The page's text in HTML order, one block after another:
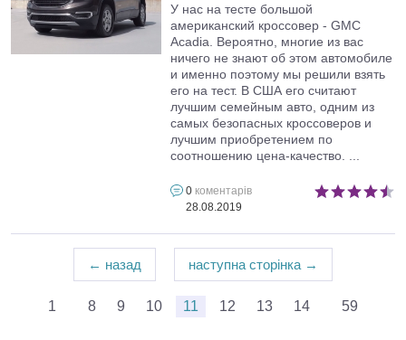
У нас на тесте большой
американский кроссовер - GMC
Acadia. Вероятно, многие из вас
ничего не знают об этом автомобиле
и именно поэтому мы решили взять
его на тест. В США его считают
лучшим семейным авто, одним из
самых безопасных кроссоверов и
лучшим приобретением по
соотношению цена-качество. ...
0 коментарів
28.08.2019
← назад наступна сторінка →
1 8 9 10 11 12 13 14 59